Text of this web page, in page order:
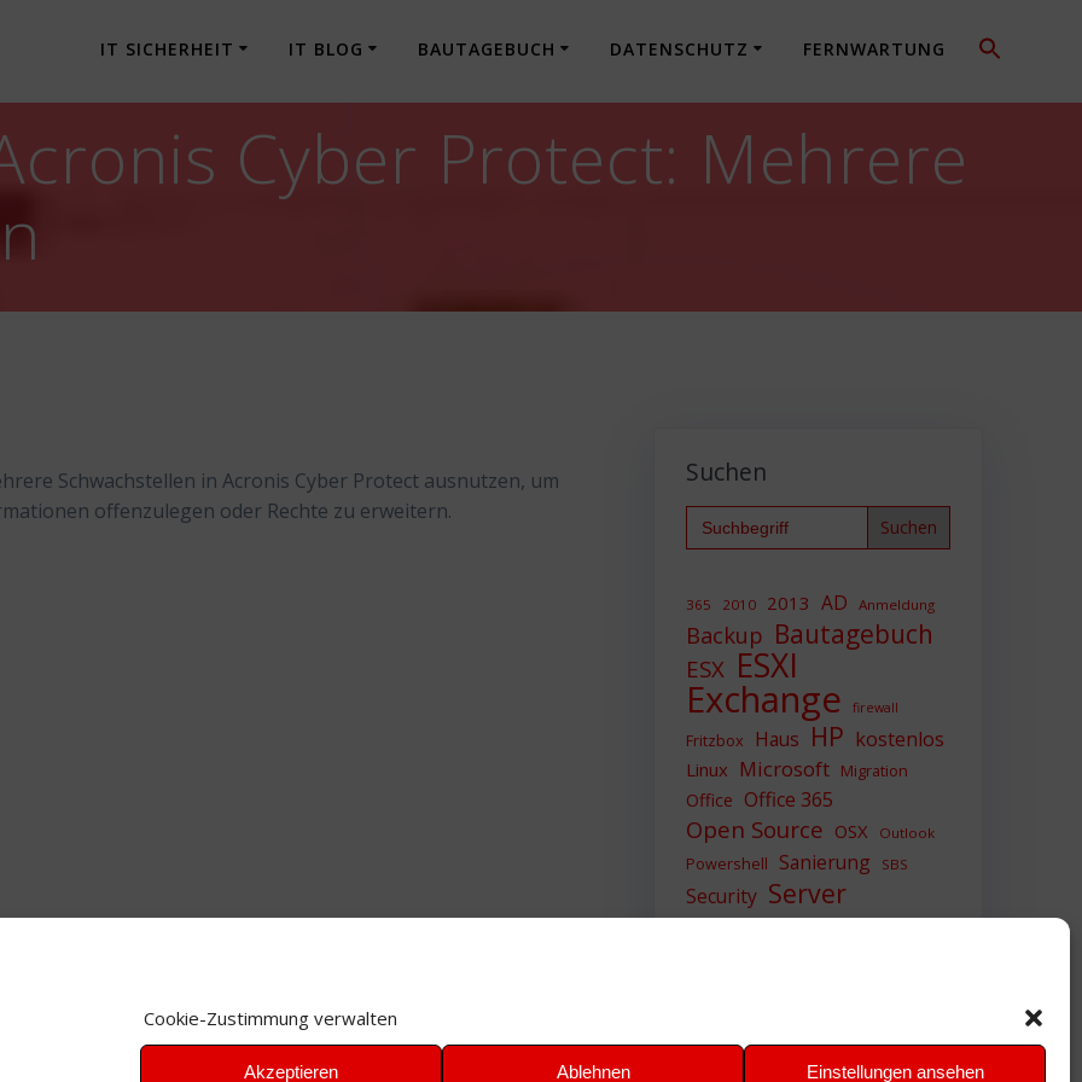
Cookie-Zustimmung verwalten
Akzeptieren Ablehnen Einstellungen ansehen
IT SICHERHEIT IT BLOG BAUTAGEBUCH DATENSCHUTZ FERNWARTUNG
Cyber Protect: Mehrere
Schwachstellen in Acronis Cyber Protect ausnutzen, um
offenzulegen oder Rechte zu erweitern.
Suchen
Search
for:
365 2010 2013 AD Anmeldung
Backup Bautagebuch
ESX ESXI
Exchange firewall
Fritzbox Haus HP kostenlos
Linux Microsoft Migration
Office Office 365
Open Source OSX Outlook
Powershell Sanierung SBS
Security Server
Sicherheit SIEM
VMWare VPN WAZUH